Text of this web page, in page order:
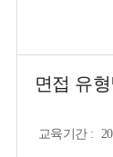
면접 유
교육기간: